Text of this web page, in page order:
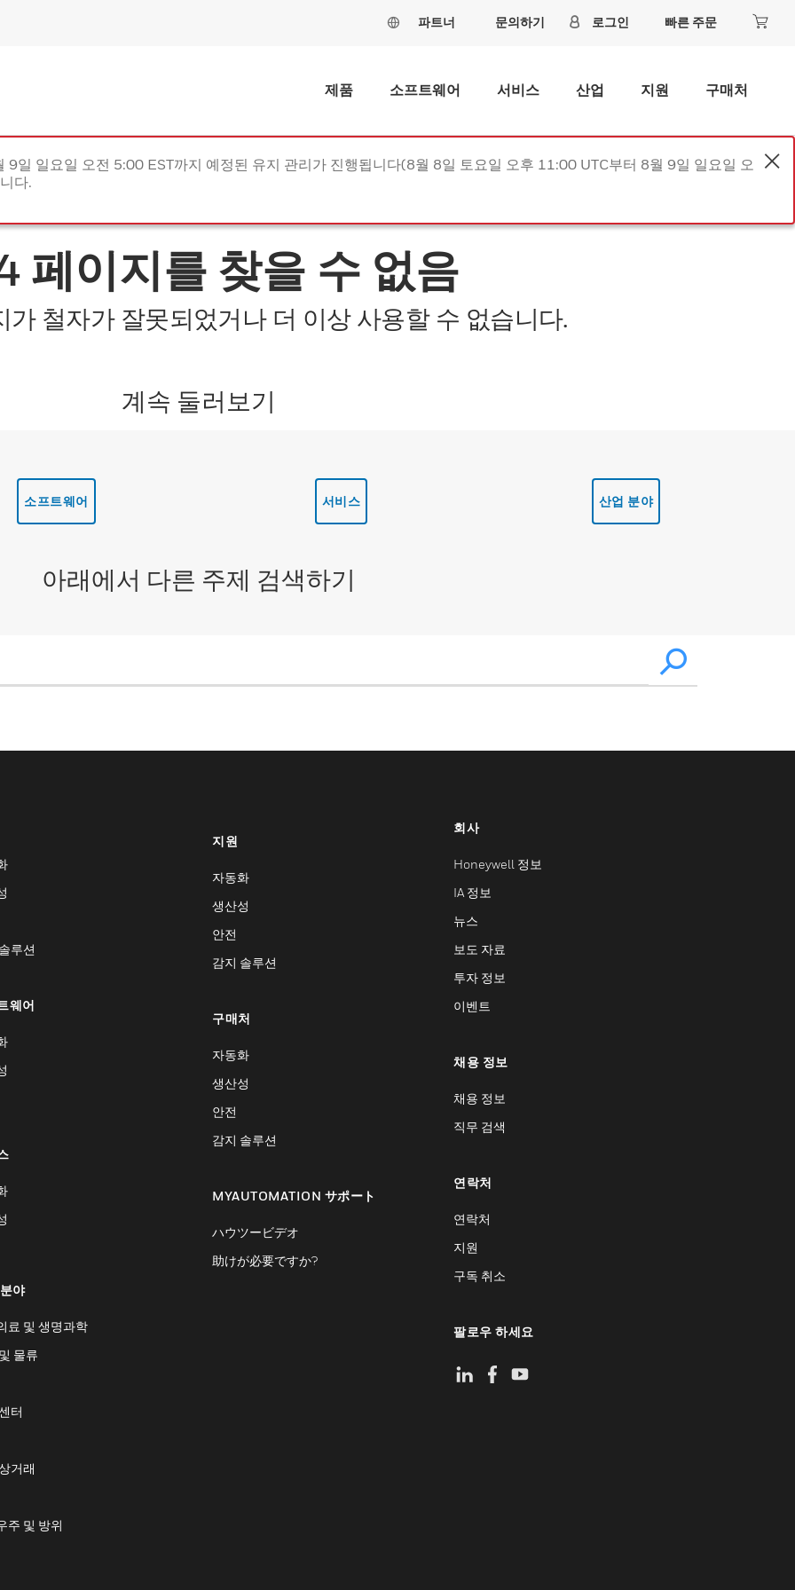
파트너 문의하기 로그인 빠른 주문
제품 소프트웨어 서비스 산업 지원 구매처
일 일요일 오전 5:00 EST까지 예정된 유지 관리가 진행됩니다(8월 8일 토요일 오후 11:00 UTC부터 8월 9일 일요일 오
다.
페이지를 찾을 수 없음
가 철자가 잘못되었거나 더 이상 사용할 수 없습니다.
계속 둘러보기
소프트웨어 서비스 산업 분야
아래에서 다른 주제 검색하기
루션
웨어
야
료 및 생명과학
물류
터
거래
주 및 방위
지원
자동화
생산성
안전
감지 솔루션
구매처
자동화
생산성
안전
감지 솔루션
MYAUTOMATION サポート
ハウツービデオ
助けが必要ですか?
회사
Honeywell 정보
IA 정보
뉴스
보도 자료
투자 정보
이벤트
채용 정보
채용 정보
직무 검색
연락처
연락처
지원
구독 취소
팔로우 하세요